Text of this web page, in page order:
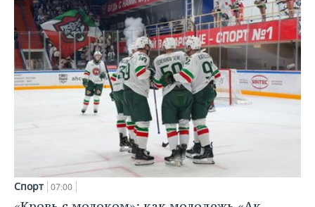
Спорт 07:00